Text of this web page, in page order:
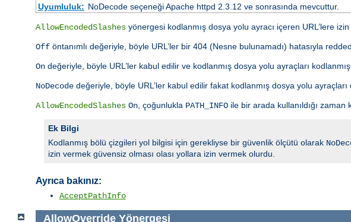
Uyumluluk: NoDecode seçeneği Apache httpd 2.3.12 ve sonrasında mevcuttur.
AllowEncodedSlashes yönergesi kodlanmış dosya yolu ayracı içeren URL’lere
Off öntanımlı değeriyle, böyle URL’ler bir 404 (Nesne bulunamadı) hatasıyla
On değeriyle, böyle URL’ler kabul edilir ve kodlanmış dosya yolu ayraçları
NoDecode değeriyle, böyle URL’ler kabul edilir fakat kodlanmış dosya yolu ayraçları
AllowEncodedSlashes On , çoğunlukla PATH_INFO ile bir arada kullanıldığı zaman
Ek Bilgi
Kodlanmış bölü çizgileri yol bilgisi için gerekliyse bir güvenlik ölçütü olarak
izin vermek güvensiz olması olası yollara izin vermek olurdu.
Ayrıca bakınız:
AcceptPathInfo
AllowOverride Yönergesi